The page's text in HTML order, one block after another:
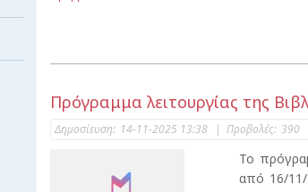
Πρόγραμμα λειτουργίας της
Δημοσίευση: 14-11-2025 13:38 | Προβολές: 390
Το
από 16/11/